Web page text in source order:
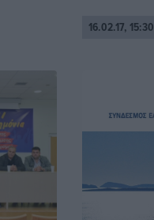
16.02.17, 15:30